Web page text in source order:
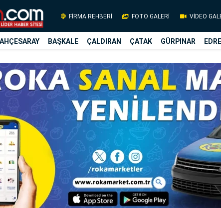
FİRMA REHBERİ FOTO GALERİ VİDEO
BAŞKALE ÇALDIRAN ÇATAK GÜRPINAR